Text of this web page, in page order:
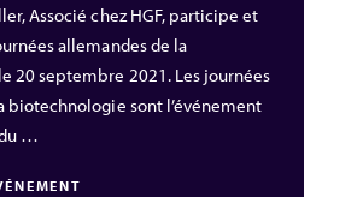
Associé chez HGF, participe et
allemandes de la
20 septembre 2021. Les journées
biotechnologie sont l’événement
…